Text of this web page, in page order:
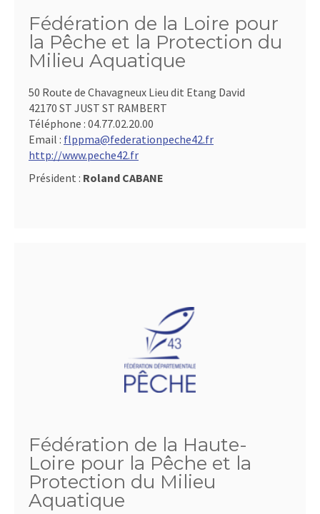
Fédération de la Loire pour
la Pêche et la Protection du
Milieu Aquatique
50 Route de Chavagneux Lieu dit Etang David
42170 ST JUST ST RAMBERT
Téléphone : 04.77.02.20.00
Email : flppma@federationpeche42.fr
http://www.peche42.fr
Président : Roland CABANE
Fédération de la Haute-
Loire pour la Pêche et la
Protection du Milieu
Aquatique